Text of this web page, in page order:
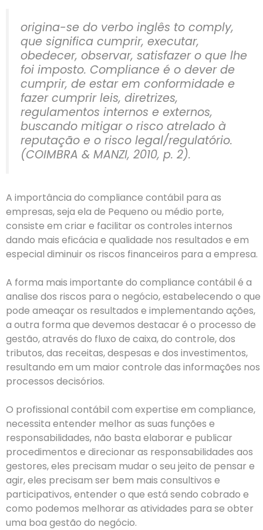
origina-se do verbo inglês to comply,
que significa cumprir, executar,
obedecer, observar, satisfazer o que lhe
foi imposto. Compliance é o dever de
cumprir, de estar em conformidade e
fazer cumprir leis, diretrizes,
regulamentos internos e externos,
buscando mitigar o risco atrelado à
reputação e o risco legal/regulatório.
(COIMBRA & MANZI, 2010, p. 2).
A importância do compliance contábil para as
empresas, seja ela de Pequeno ou médio porte,
consiste em criar e facilitar os controles internos
dando mais eficácia e qualidade nos resultados e em
especial diminuir os riscos financeiros para a empresa.
A forma mais importante do compliance contábil é a
analise dos riscos para o negócio, estabelecendo o que
pode ameaçar os resultados e implementando ações,
a outra forma que devemos destacar é o processo de
gestão, através do fluxo de caixa, do controle, dos
tributos, das receitas, despesas e dos investimentos,
resultando em um maior controle das informações nos
processos decisórios.
O profissional contábil com expertise em compliance,
necessita entender melhor as suas funções e
responsabilidades, não basta elaborar e publicar
procedimentos e direcionar as responsabilidades aos
gestores, eles precisam mudar o seu jeito de pensar e
agir, eles precisam ser bem mais consultivos e
participativos, entender o que está sendo cobrado e
como podemos melhorar as atividades para se obter
uma boa gestão do negócio.